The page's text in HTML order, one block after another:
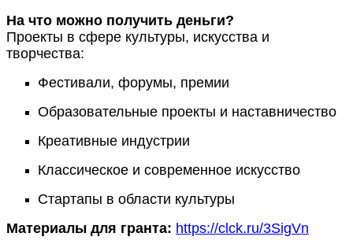
На что можно получить деньги?
Проекты в сфере культуры, искусства и
творчества:
Фестивали, форумы, премии
Образовательные проекты и наставничество
Креативные индустрии
Классическое и современное искусство
Стартапы в области культуры
Материалы для гранта: https://clck.ru/3SigVn